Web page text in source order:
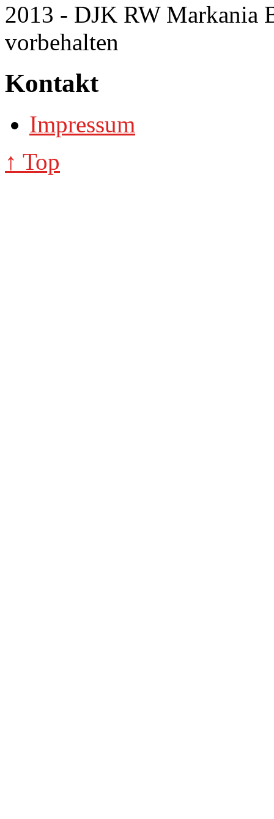
2013 - DJK RW Markania
vorbehalten
Kontakt
Impressum
↑ Top